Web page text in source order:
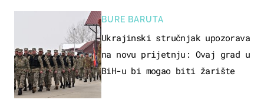
BURE BARUTA
Ukrajinski stručnjak upozorava
na novu prijetnju: Ovaj grad u
BiH-u bi mogao biti žarište